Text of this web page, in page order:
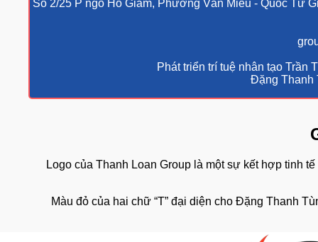
Số 2/25 P ngõ Hồ Giám, Phường Văn Miếu - Quốc
Phát triển trí tuệ nhân tạo
Đặng
Logo của Thanh Loan Group là một sự kết hợp
Màu đỏ của hai chữ “T” đại diện cho Đặng